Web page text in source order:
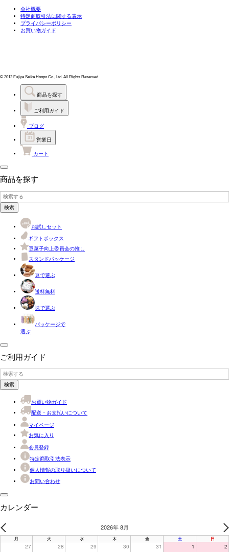
会社概要
特定商取引法に関する表示
プライバシーポリシー
お買い物ガイド
© 2012 Fujiya Seika Honpo Co., Ltd. All Rights Reserved
商品を探す
ご利用ガイド
ブログ
営業日
カート
商品を探す
検索
お試しセット
ギフトボックス
豆菓子向上委員会の推し
スタンドパッケージ
豆で選ぶ
送料無料
味で選ぶ
パッケージで
選ぶ
ご利用ガイド
検索
お買い物ガイド
配送・お支払いについて
マイページ
お気に入り
会員登録
特定商取引法表示
個人情報の取り扱いについて
お問い合わせ
カレンダー
2026年 8月
月 火 水 木 金 土 日
27 28 29 30 31 1 2